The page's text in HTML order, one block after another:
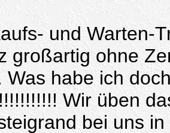
und Warten-
großartig ohne
Was habe ich
Wir üben
bei uns